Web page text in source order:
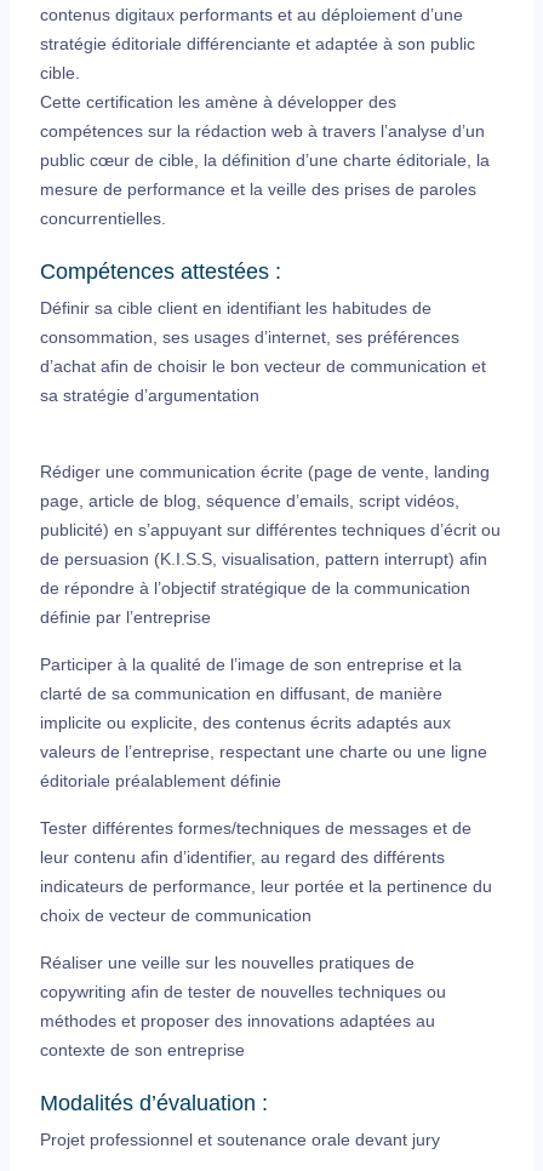
contenus digitaux performants et au déploiement d’une
stratégie éditoriale différenciante et adaptée à son public
cible.
Cette certification les amène à développer des
compétences sur la rédaction web à travers l’analyse d’un
public cœur de cible, la définition d’une charte éditoriale, la
mesure de performance et la veille des prises de paroles
concurrentielles.
Compétences attestées :
Définir sa cible client en identifiant les habitudes de
consommation, ses usages d’internet, ses préférences
d’achat afin de choisir le bon vecteur de communication et
sa stratégie d’argumentation
Rédiger une communication écrite (page de vente, landing
page, article de blog, séquence d’emails, script vidéos,
publicité) en s’appuyant sur différentes techniques d’écrit ou
de persuasion (K.I.S.S, visualisation, pattern interrupt) afin
de répondre à l’objectif stratégique de la communication
définie par l’entreprise
Participer à la qualité de l’image de son entreprise et la
clarté de sa communication en diffusant, de manière
implicite ou explicite, des contenus écrits adaptés aux
valeurs de l’entreprise, respectant une charte ou une ligne
éditoriale préalablement définie
Tester différentes formes/techniques de messages et de
leur contenu afin d’identifier, au regard des différents
indicateurs de performance, leur portée et la pertinence du
choix de vecteur de communication
Réaliser une veille sur les nouvelles pratiques de
copywriting afin de tester de nouvelles techniques ou
méthodes et proposer des innovations adaptées au
contexte de son entreprise
Modalités d’évaluation :
Projet professionnel et soutenance orale devant jury